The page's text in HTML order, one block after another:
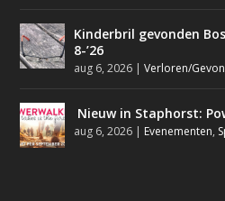
Kinderbril gevonden
8-’26
aug 6, 2026 |Verloren/
Nieuw in Staphorst:
aug 6, 2026 | Evenementen,